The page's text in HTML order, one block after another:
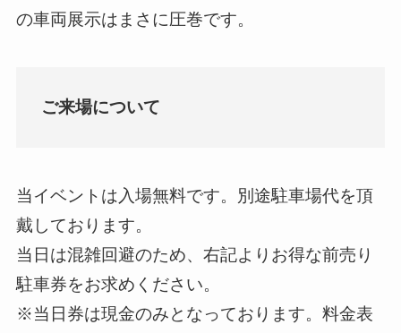
の車両展示はまさに圧巻です。
ご来場について
当イベントは入場無料です。別途駐車場代を頂
戴しております。
当日は混雑回避のため、右記よりお得な前売り
駐車券をお求めください。
※当日券は現金のみとなっております。料金表